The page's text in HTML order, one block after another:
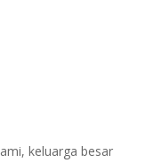
keluarga besar